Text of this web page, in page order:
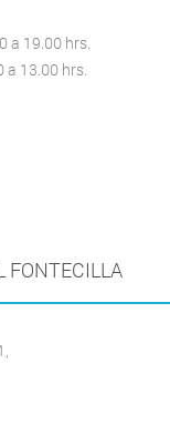
a 19.00 hrs.
a 13.00 hrs.
FONTECILLA